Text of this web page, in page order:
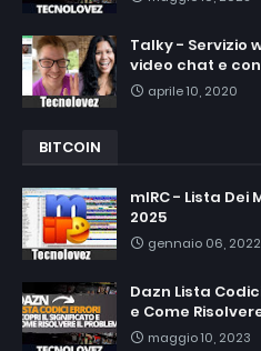
Talky - Servizio
video chat e
aprile 10, 2020
BITCOIN
mIRC - Lista Dei
2025
gennaio 06, 2022
Dazn Lista
e Come
maggio 10, 2023